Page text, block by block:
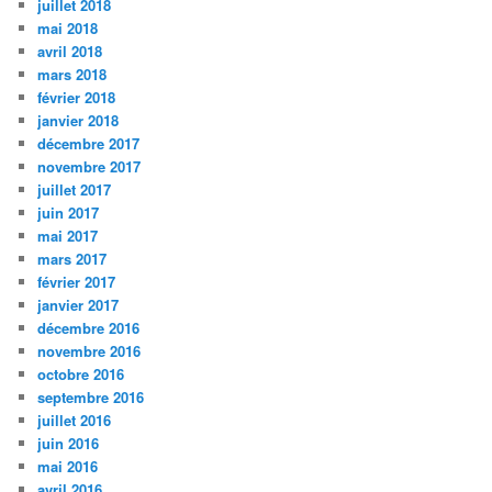
juillet 2018
mai 2018
avril 2018
mars 2018
février 2018
janvier 2018
décembre 2017
novembre 2017
juillet 2017
juin 2017
mai 2017
mars 2017
février 2017
janvier 2017
décembre 2016
novembre 2016
octobre 2016
septembre 2016
juillet 2016
juin 2016
mai 2016